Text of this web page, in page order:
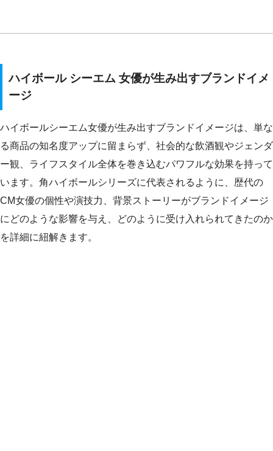
ハイボール シーエム 女優が生み出すブランドイメ
ージ
ハイボールシーエム女優が生み出すブランドイメージは、単な
る商品の知名度アップに留まらず、社会的な飲酒観やジェンダ
ー観、ライフスタイル全体を巻き込むパワフルな効果を持って
います。角ハイボールシリーズに代表されるように、歴代の
CM女優の個性や演技力、背景ストーリーがブランドイメージ
にどのような影響を与え、どのように受け入れられてきたのか
を詳細に紐解きます。